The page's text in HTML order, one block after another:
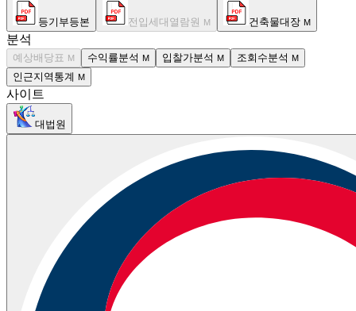
등기부등본 전입세대열람원 M 건축물대장 M
분석
예상배당표 M 수익률분석 M 입찰가분석 M 조회수분석 M
인근지역통계 M
사이트
대법원